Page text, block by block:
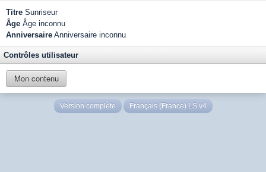
Titre Sunriseur
Âge Âge inconnu
Anniversaire Anniversaire inconnu
Contrôles utilisateur
Mon contenu
Version complète Français (France) LS v4